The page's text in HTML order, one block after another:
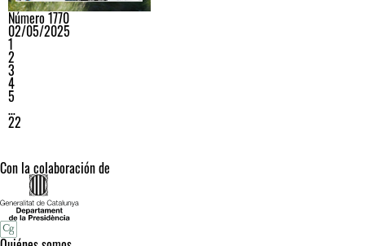
Número 1770
02/05/2025
1
2
3
4
5
…
22
Con la colaboración de